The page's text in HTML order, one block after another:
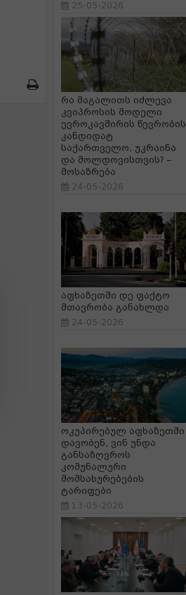
25-05-2026
რა მაგალითს იძლევა
კვიპროსის მოდელი
ევროკავშირის წევრობის
კანდიდატ
საქართველო, უკრაინა
და მოლდოვისთვის? –
მოსაზრება
24-05-2026
აფხაზეთში დე ფაქტო
მთავრობა განახლდა
24-05-2026
ოკუპირებულ აფხაზეთში
დავობენ, ვინ უნდა
განსაზღვროს
კომუნალური
მომსახურებების
ტარიფები
13-05-2026